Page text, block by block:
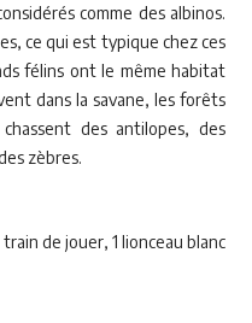
comme des albinos.
ce qui est typique chez ces
félins ont le même habitat
dans la savane, les forêts
des antilopes, des
zèbres.
de jouer, 1 lionceau blanc